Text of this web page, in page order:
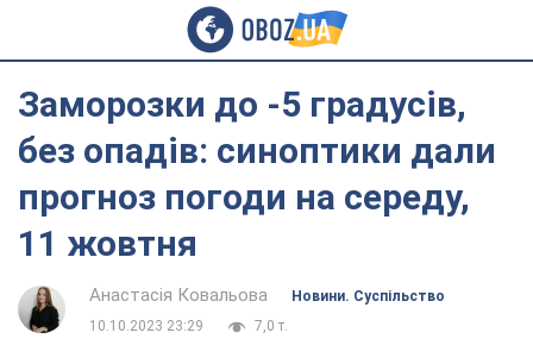
Заморозки до -5 градусів,
без опадів: синоптики дали
прогноз погоди на середу,
11 жовтня
Анастасія Ковальова
Новини. Суспільство
10.10.2023 23:29
7,0 т.